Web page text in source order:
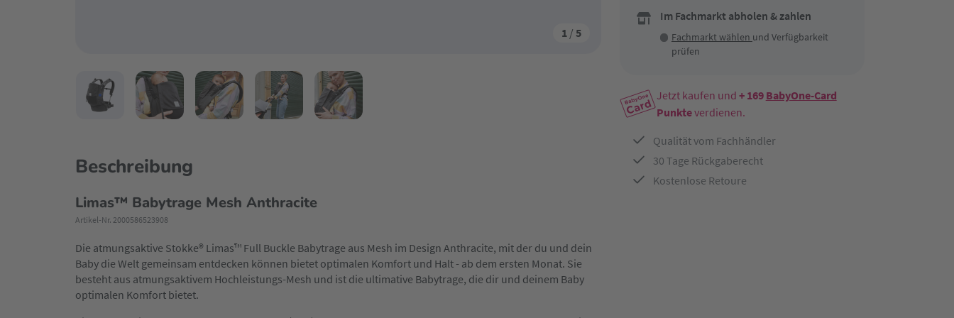
1 /5
Im Fachmarkt abholen & zahlen
Fachmarkt wählen und Verfügbarkeit
prüfen
Jetzt kaufen und + 169 BabyOne-Card
Punkteverdienen.
Qualität vom Fachhändler
30 Tage Rückgaberecht
Kostenlose Retoure
Beschreibung
Limas™ Babytrage Mesh Anthracite
Artikel-Nr. 2000586523908
Die atmungsaktive Stokke® Limas™ Full Buckle Babytrage aus Mesh im Design Anthracite, mit der du und dein
Baby die Welt gemeinsam entdecken können bietet optimalen Komfort und Halt - ab dem ersten Monat. Sie
besteht aus atmungsaktivem Hochleistungs-Mesh und ist die ultimative Babytrage, die dir und deinem Baby
optimalen Komfort bietet.